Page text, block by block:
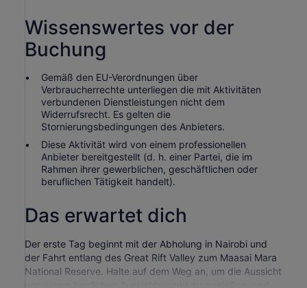
Wissenswertes vor der
Buchung
Gemäß den EU-Verordnungen über
Verbraucherrechte unterliegen die mit Aktivitäten
verbundenen Dienstleistungen nicht dem
Widerrufsrecht. Es gelten die
Stornierungsbedingungen des Anbieters.
Diese Aktivität wird von einem professionellen
Anbieter bereitgestellt (d. h. einer Partei, die im
Rahmen ihrer gewerblichen, geschäftlichen oder
beruflichen Tätigkeit handelt).
Das erwartet dich
Der erste Tag beginnt mit der Abholung in Nairobi und
der Fahrt entlang des Great Rift Valley zum Maasai Mara
National Reserve. Halte auf dem Weg an, um die Aussicht